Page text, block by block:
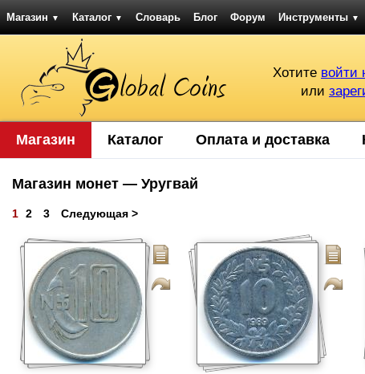
Магазин ▼ Каталог ▼ Словарь Блог Форум Инструменты ▼
Хотите войти
или
Магазин Каталог Оплата и доставка
Магазин монет — Уругвай
1 2 3 Следующая >